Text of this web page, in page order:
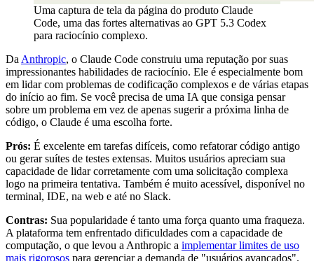
Uma captura de tela da página do produto Claude
Code, uma das fortes alternativas ao GPT 5.3 Codex
para raciocínio complexo.
DaAnthropic, o Claude Code construiu uma reputação por suas
impressionantes habilidades de raciocínio. Ele é especialmente bom
em lidar com problemas de codificação complexos e de várias etapas
do início ao fim. Se você precisa de uma IA que consiga pensar
sobre um problema em vez de apenas sugerir a próxima linha de
código, o Claude é uma escolha forte.
Prós: É excelente em tarefas difíceis, como refatorar código antigo
ou gerar suítes de testes extensas. Muitos usuários apreciam sua
capacidade de lidar corretamente com uma solicitação complexa
logo na primeira tentativa. Também é muito acessível, disponível no
terminal, IDE, na web e até no Slack.
Contras: Sua popularidade é tanto uma força quanto uma fraqueza.
A plataforma tem enfrentado dificuldades com a capacidade de
computação, o que levou a Anthropic a implementar limites de uso
mais rigorosos para gerenciar a demanda de "usuários avançados".